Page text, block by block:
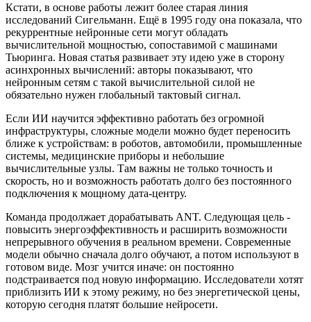
Кстати, в основе работы лежит более старая линия
исследований Сигельманн. Ещё в 1995 году она показала, что
рекуррентные нейронные сети могут обладать
вычислительной мощностью, сопоставимой с машинами
Тьюринга. Новая статья развивает эту идею уже в сторону
асинхронных вычислений: авторы показывают, что
нейронным сетям с такой вычислительной силой не
обязательно нужен глобальный тактовый сигнал.
Если ИИ научится эффективно работать без огромной
инфраструктуры, сложные модели можно будет переносить
ближе к устройствам: в роботов, автомобили, промышленные
системы, медицинские приборы и небольшие
вычислительные узлы. Там важны не только точность и
скорость, но и возможность работать долго без постоянного
подключения к мощному дата-центру.
Команда продолжает дорабатывать ANT. Следующая цель -
повысить энергоэффективность и расширить возможности
непрерывного обучения в реальном времени. Современные
модели обычно сначала долго обучают, а потом используют в
готовом виде. Мозг учится иначе: он постоянно
подстраивается под новую информацию. Исследователи хотят
приблизить ИИ к этому режиму, но без энергетической цены,
которую сегодня платят большие нейросети.